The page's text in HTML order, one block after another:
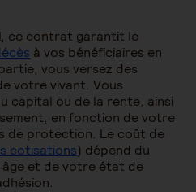
ce contrat garantit le
à vos bénéficiaires en
vous versez des
votre vivant. Vous
capital ou de la rente, ainsi
en fonction de votre
de protection. Le coût de
cotisations) dépend du
et de votre état de